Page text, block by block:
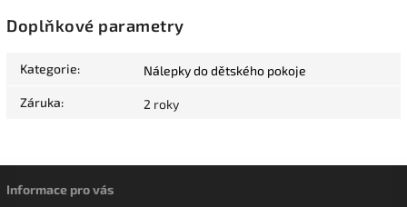
Doplňkové parametry
Kategorie: Nálepky do dětského pokoje
Záruka: 2 roky
Informace pro vás